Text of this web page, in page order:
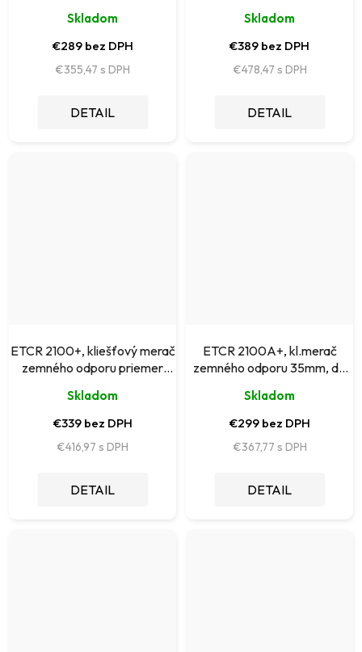
Skladom
€289 bez DPH
€355,47
DETAIL
kal.list od výrobcu
Skladom
€389 bez DPH
€478,47
DETAIL
ETCR 2100+, kliešťový merač
zemného odporu priemer
Skladom
€339 bez DPH
€416,97
DETAIL
ETCR 2100A+, kl.merač
zemného odporu 35mm, do
Skladom
€299 bez DPH
€367,77
DETAIL